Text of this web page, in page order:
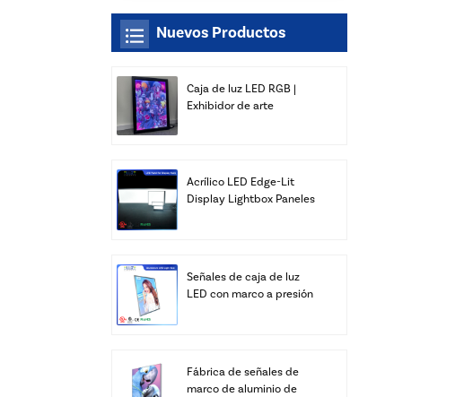
Nuevos Productos
Caja de luz LED RGB |
Exhibidor de arte
Acrílico LED Edge-Lit
Display Lightbox Paneles
Señales de caja de luz
LED con marco a presión
Fábrica de señales de
marco de aluminio de